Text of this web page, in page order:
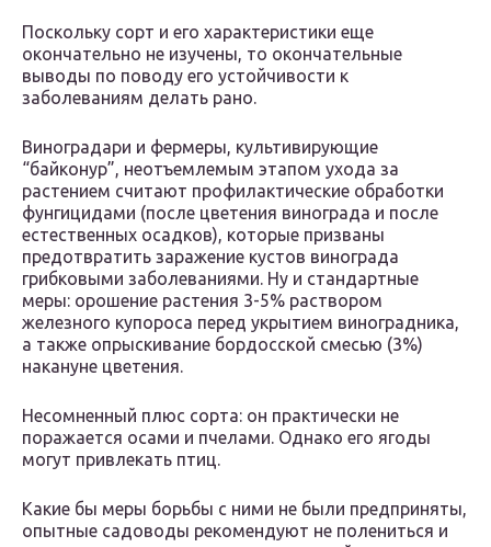
Поскольку сорт и его характеристики еще
окончательно не изучены, то окончательные
выводы по поводу его устойчивости к
заболеваниям делать рано.
Виноградари и фермеры, культивирующие
“байконур”, неотъемлемым этапом ухода за
растением считают профилактические обработки
фунгицидами (после цветения винограда и после
естественных осадков), которые призваны
предотвратить заражение кустов винограда
грибковыми заболеваниями. Ну и стандартные
меры: орошение растения 3-5% раствором
железного купороса перед укрытием виноградника,
а также опрыскивание бордосской смесью (3%)
накануне цветения.
Несомненный плюс сорта: он практически не
поражается осами и пчелами. Однако его ягоды
могут привлекать птиц.
Какие бы меры борьбы с ними не были предприняты,
опытные садоводы рекомендуют не полениться и